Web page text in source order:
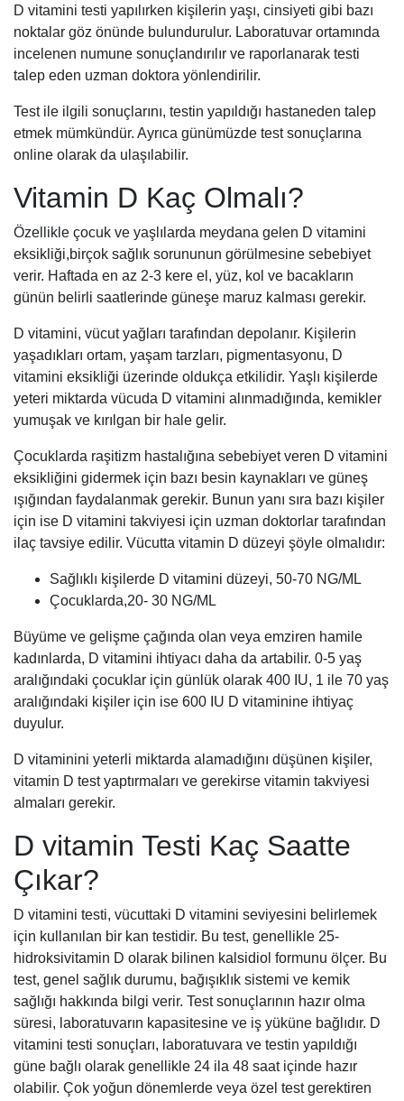
D vitamini testi yapılırken kişilerin yaşı, cinsiyeti gibi bazı
noktalar göz önünde bulundurulur. Laboratuvar ortamında
incelenen numune sonuçlandırılır ve raporlanarak testi
talep eden uzman doktora yönlendirilir.
Test ile ilgili sonuçlarını, testin yapıldığı hastaneden talep
etmek mümkündür. Ayrıca günümüzde test sonuçlarına
online olarak da ulaşılabilir.
Vitamin D Kaç Olmalı?
Özellikle çocuk ve yaşlılarda meydana gelen D vitamini
eksikliği,birçok sağlık sorununun görülmesine sebebiyet
verir. Haftada en az 2-3 kere el, yüz, kol ve bacakların
günün belirli saatlerinde güneşe maruz kalması gerekir.
D vitamini, vücut yağları tarafından depolanır. Kişilerin
yaşadıkları ortam, yaşam tarzları, pigmentasyonu, D
vitamini eksikliği üzerinde oldukça etkilidir. Yaşlı kişilerde
yeteri miktarda vücuda D vitamini alınmadığında, kemikler
yumuşak ve kırılgan bir hale gelir.
Çocuklarda raşitizm hastalığına sebebiyet veren D vitamini
eksikliğini gidermek için bazı besin kaynakları ve güneş
ışığından faydalanmak gerekir. Bunun yanı sıra bazı kişiler
için ise D vitamini takviyesi için uzman doktorlar tarafından
ilaç tavsiye edilir. Vücutta vitamin D düzeyi şöyle olmalıdır:
Sağlıklı kişilerde D vitamini düzeyi, 50-70 NG/ML
Çocuklarda,20- 30 NG/ML
Büyüme ve gelişme çağında olan veya emziren hamile
kadınlarda, D vitamini ihtiyacı daha da artabilir. 0-5 yaş
aralığındaki çocuklar için günlük olarak 400 IU, 1 ile 70 yaş
aralığındaki kişiler için ise 600 IU D vitaminine ihtiyaç
duyulur.
D vitaminini yeterli miktarda alamadığını düşünen kişiler,
vitamin D test yaptırmaları ve gerekirse vitamin takviyesi
almaları gerekir.
D vitamin Testi Kaç Saatte
Çıkar?
D vitamini testi, vücuttaki D vitamini seviyesini belirlemek
için kullanılan bir kan testidir. Bu test, genellikle 25-
hidroksivitamin D olarak bilinen kalsidiol formunu ölçer. Bu
test, genel sağlık durumu, bağışıklık sistemi ve kemik
sağlığı hakkında bilgi verir. Test sonuçlarının hazır olma
süresi, laboratuvarın kapasitesine ve iş yüküne bağlıdır. D
vitamini testi sonuçları, laboratuvara ve testin yapıldığı
güne bağlı olarak genellikle 24 ila 48 saat içinde hazır
olabilir. Çok yoğun dönemlerde veya özel test gerektiren